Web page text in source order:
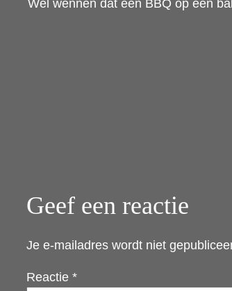
Wel wennen dat een BBQ op een
Geef een reactie
Je e-mailadres wordt niet
Reactie *